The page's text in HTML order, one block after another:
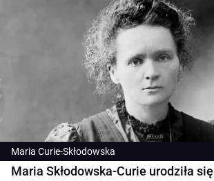
Maria Curie-Skłodowska
Maria Skłodowska-Curie urodziła